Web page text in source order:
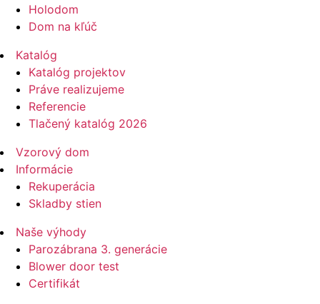
Holodom
Dom na kľúč
Katalóg
Katalóg projektov
Práve realizujeme
Referencie
Tlačený katalóg 2026
Vzorový dom
Informácie
Rekuperácia
Skladby stien
Naše výhody
Parozábrana 3. generácie
Blower door test
Certifikát